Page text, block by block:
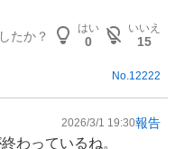
たか？
はい
0
いいえ
15
No.12222
2026/3/1 19:30報告
わっているね。